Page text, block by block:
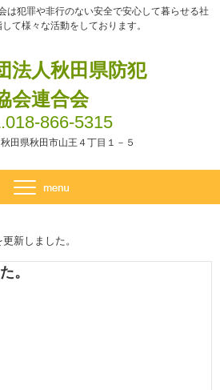
法人秋田県防犯
会連合会
は犯罪や非行のない安全で安心して暮らせる社
て様々な活動をしております。
866-5315
田県秋田市山王４丁目１－５
新しました。
。